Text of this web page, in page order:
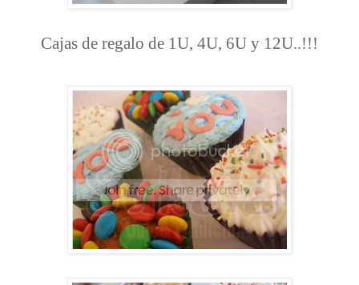
Cajas de regalo de 1U, 4U, 6U y 12U..!!!